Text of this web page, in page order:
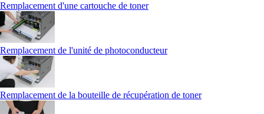
Remplacement d'une cartouche de toner
Remplacement de l'unité de photoconducteur
Remplacement de la bouteille de récupération de toner